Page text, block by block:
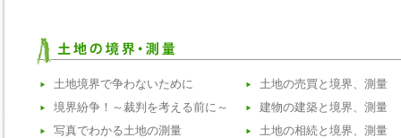
土地境界で争わないために
境界紛争！～裁判を考える前に～
写真でわかる土地の測量
土地の売買と境界、測量
建物の建築と境界、測量
土地の相続と境界、測量